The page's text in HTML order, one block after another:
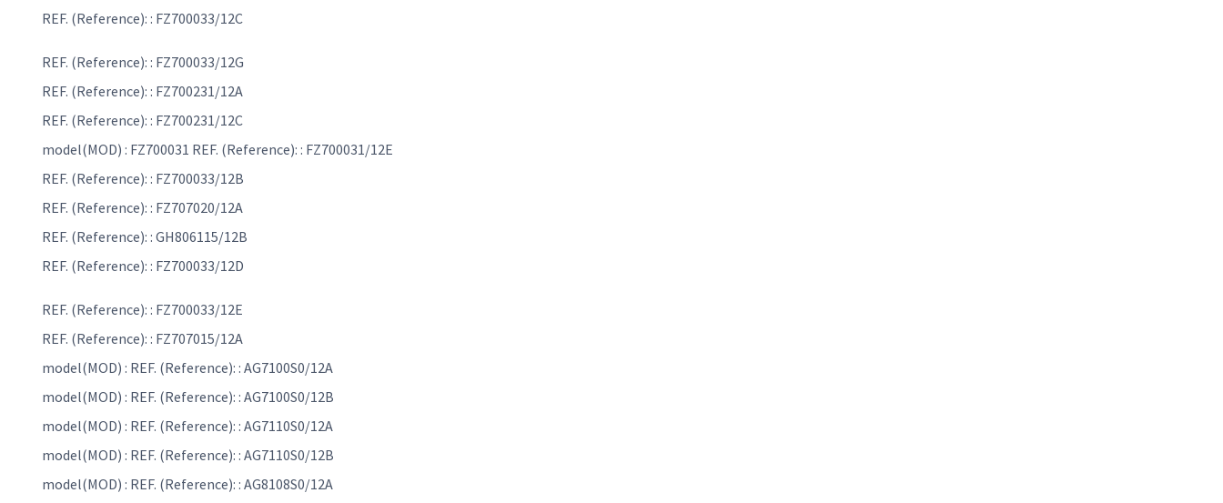
REF. (Reference): : FZ700033/12C
REF. (Reference): : FZ700033/12G
REF. (Reference): : FZ700231/12A
REF. (Reference): : FZ700231/12C
model(MOD) : FZ700031 REF. (Reference): : FZ700031/12E
REF. (Reference): : FZ700033/12B
REF. (Reference): : FZ707020/12A
REF. (Reference): : GH806115/12B
REF. (Reference): : FZ700033/12D
REF. (Reference): : FZ700033/12E
REF. (Reference): : FZ707015/12A
model(MOD) : REF. (Reference): : AG7100S0/12A
model(MOD) : REF. (Reference): : AG7100S0/12B
model(MOD) : REF. (Reference): : AG7110S0/12A
model(MOD) : REF. (Reference): : AG7110S0/12B
model(MOD) : REF. (Reference): : AG8108S0/12A